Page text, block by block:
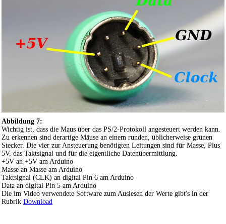
Abbildung 7:
Wichtig ist, dass die Maus über das PS/2-Protokoll angesteuert werden kann.
Zu erkennen sind derartige Mäuse an einem runden, üblicherweise grünen
Stecker. Die vier zur Ansteuerung benötigten Leitungen sind für Masse, Plus
5V, das Taktsignal und für die eigentliche Datenübermittlung.
+5V an +5V am Arduino
Masse an Masse am Arduino
Taktsignal (CLK) an digital Pin 6 am Arduino
Data an digital Pin 5 am Arduino
Die im Video verwendete Software zum Auslesen der Werte gibt's in der
Rubrik Download